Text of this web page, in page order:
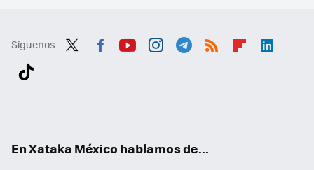
Síguenos
En Xataka México hablamos de...